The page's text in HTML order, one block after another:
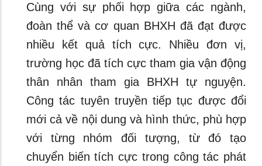
Cùng với sự phối hợp giữa các ngành,
đoàn thể và cơ quan BHXH đã đạt được
nhiều kết quả tích cực. Nhiều đơn vị,
trường học đã tích cực tham gia vận động
thân nhân tham gia BHXH tự nguyện.
Công tác tuyên truyền tiếp tục được đổi
mới cả về nội dung và hình thức, phù hợp
với từng nhóm đối tượng, từ đó tạo
chuyển biến tích cực trong công tác phát